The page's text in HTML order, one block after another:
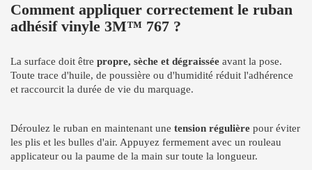
Comment appliquer correctement le ruban
adhésif vinyle 3M™ 767 ?
La surface doit être propre, sèche et dégraissée avant la pose.
Toute trace d'huile, de poussière ou d'humidité réduit l'adhérence
et raccourcit la durée de vie du marquage.
Déroulez le ruban en maintenant une tension régulière pour éviter
les plis et les bulles d'air. Appuyez fermement avec un rouleau
applicateur ou la paume de la main sur toute la longueur.